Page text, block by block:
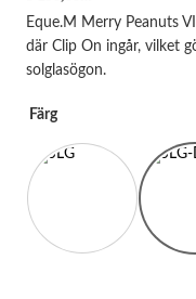
Eque.M Merry Peanuts
där Clip On ingår, vilket
solglasögon.
Färg
Nödvändiga
Dessa kakor
De behövs
för att